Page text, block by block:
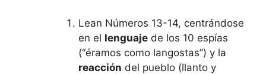
Lean Números 13-14, centrándose
en el lenguaje de los 10 espías
(“éramos como langostas”) y la
reacción del pueblo (llanto y